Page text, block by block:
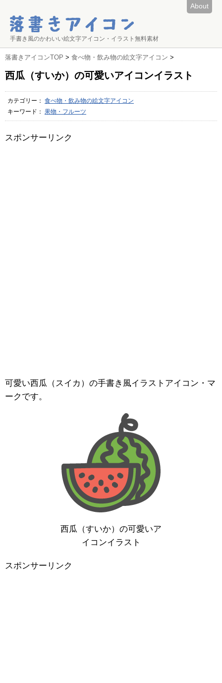
About
手書き風のかわいい絵文字アイコン・イラスト無料素材
落書きアイコンTOP > 食べ物・飲み物の絵文字アイコン >
西瓜（すいか）の可愛いアイコンイラスト
カテゴリー： 食べ物・飲み物の絵文字アイコン
キーワード： 果物・フルーツ
スポンサーリンク
可愛い西瓜（スイカ）の手書き風イラストアイコン・マ
ークです。
西瓜（すいか）の可愛いア
イコンイラスト
スポンサーリンク